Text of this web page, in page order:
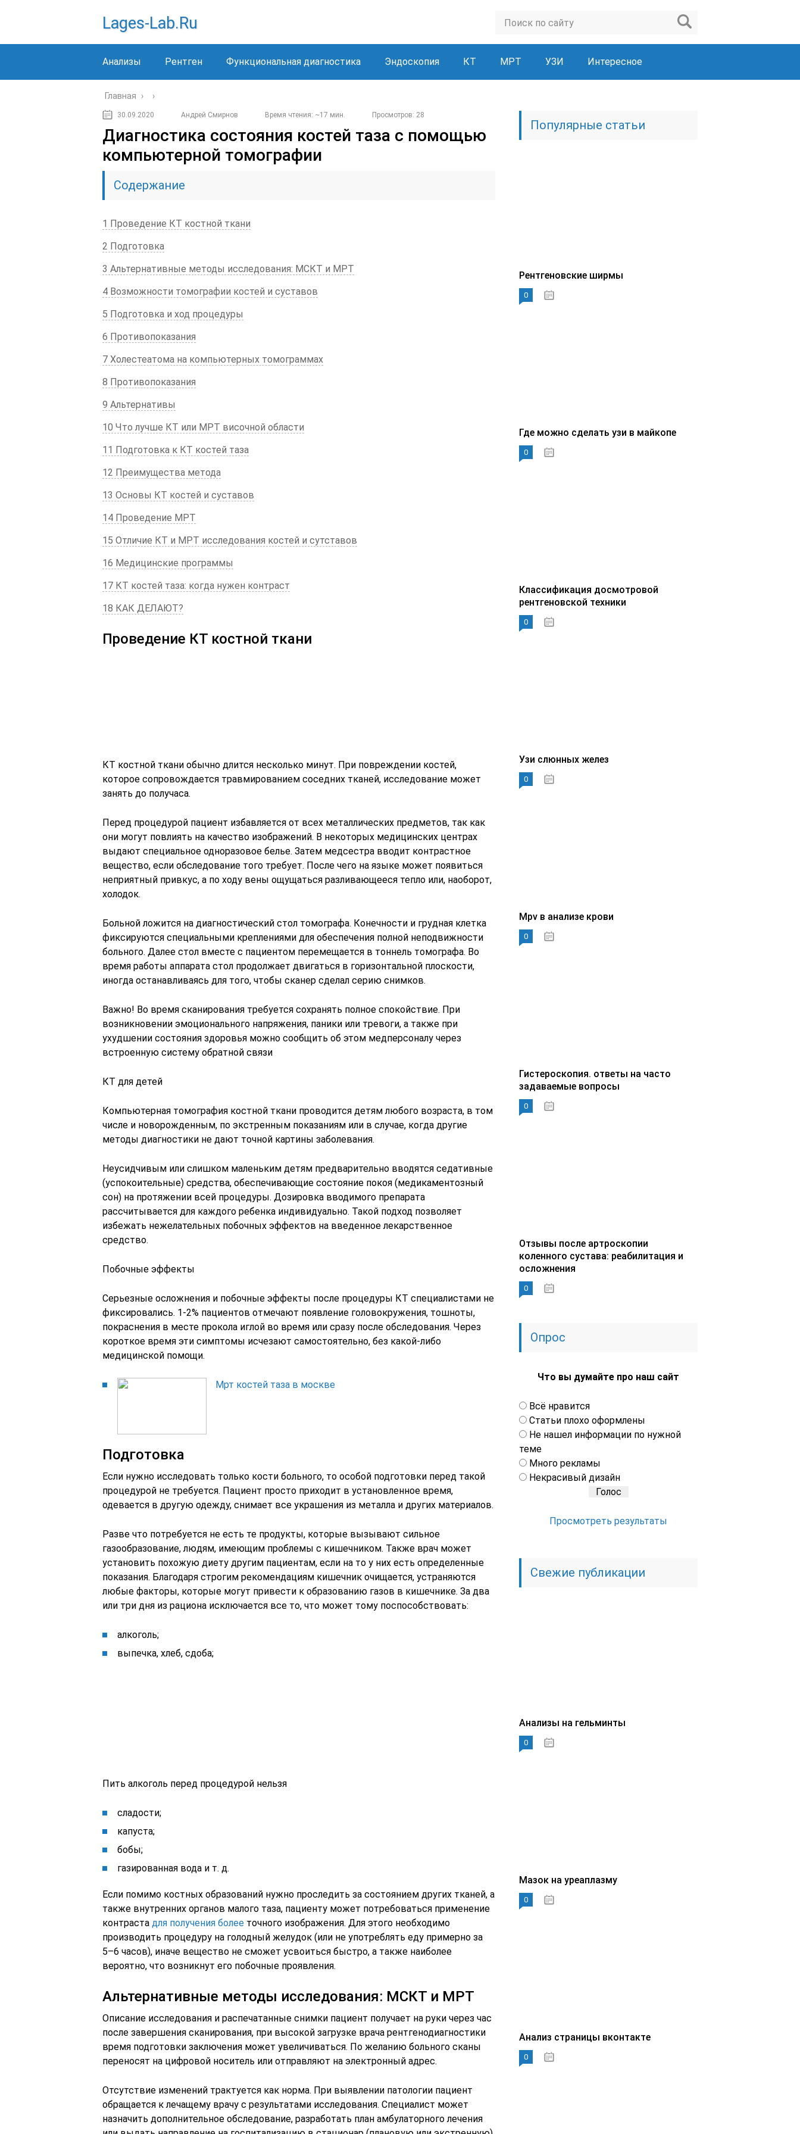
Lages-Lab.ru
Анализы Рентген Функциональная диагностика Эндоскопия КТ МРТ УЗИ Интересное
Главная › ›
30.09.2020 Андрей Смирнов Время чтения: ~17 мин. Просмотров: 28
Диагностика состояния костей таза с помощью
компьютерной томографии
Содержание
1 Проведение КТ костной ткани
2 Подготовка
3 Альтернативные методы исследования: МСКТ и МРТ
4 Возможности томографии костей и суставов
5 Подготовка и ход процедуры
6 Противопоказания
7 Холестеатома на компьютерных томограммах
8 Противопоказания
9 Альтернативы
10 Что лучше КТ или МРТ височной области
11 Подготовка к КТ костей таза
12 Преимущества метода
13 Основы КТ костей и суставов
14 Проведение МРТ
15 Отличие КТ и МРТ исследования костей и сутставов
16 Медицинские программы
17 КТ костей таза: когда нужен контраст
18 КАК ДЕЛАЮТ?
Проведение КТ костной ткани
КТ костной ткани обычно длится несколько минут. При повреждении костей,
которое сопровождается травмированием соседних тканей, исследование может
занять до получаса.
Перед процедурой пациент избавляется от всех металлических предметов, так как
они могут повлиять на качество изображений. В некоторых медицинских центрах
выдают специальное одноразовое белье. Затем медсестра вводит контрастное
вещество, если обследование того требует. После чего на языке может появиться
неприятный привкус, а по ходу вены ощущаться разливающееся тепло или, наоборот,
холодок.
Больной ложится на диагностический стол томографа. Конечности и грудная клетка
фиксируются специальными креплениями для обеспечения полной неподвижности
больного. Далее стол вместе с пациентом перемещается в тоннель томографа. Во
время работы аппарата стол продолжает двигаться в горизонтальной плоскости,
иногда останавливаясь для того, чтобы сканер сделал серию снимков.
Важно! Во время сканирования требуется сохранять полное спокойствие. При
возникновении эмоционального напряжения, паники или тревоги, а также при
ухудшении состояния здоровья можно сообщить об этом медперсоналу через
встроенную систему обратной связи
КТ для детей
Компьютерная томография костной ткани проводится детям любого возраста, в том
числе и новорожденным, по экстренным показаниям или в случае, когда другие
методы диагностики не дают точной картины заболевания.
Неусидчивым или слишком маленьким детям предварительно вводятся седативные
(успокоительные) средства, обеспечивающие состояние покоя (медикаментозный
сон) на протяжении всей процедуры. Дозировка вводимого препарата
рассчитывается для каждого ребенка индивидуально. Такой подход позволяет
избежать нежелательных побочных эффектов на введенное лекарственное
средство.
Побочные эффекты
Серьезные осложнения и побочные эффекты после процедуры КТ специалистами не
фиксировались. 1-2% пациентов отмечают появление головокружения, тошноты,
покраснения в месте прокола иглой во время или сразу после обследования. Через
короткое время эти симптомы исчезают самостоятельно, без какой-либо
медицинской помощи.
Мрт костей таза в москве
Подготовка
Если нужно исследовать только кости больного, то особой подготовки перед такой
процедурой не требуется. Пациент просто приходит в установленное время,
одевается в другую одежду, снимает все украшения из металла и других материалов.
Разве что потребуется не есть те продукты, которые вызывают сильное
газообразование, людям, имеющим проблемы с кишечником. Также врач может
установить похожую диету другим пациентам, если на то у них есть определенные
показания. Благодаря строгим рекомендациям кишечник очищается, устраняются
любые факторы, которые могут привести к образованию газов в кишечнике. За два
или три дня из рациона исключается все то, что может тому поспособствовать:
алкоголь;
выпечка, хлеб, сдоба;
Пить алкоголь перед процедурой нельзя
сладости;
капуста;
бобы;
газированная вода и т. д.
Если помимо костных образований нужно проследить за состоянием других тканей, а
также внутренних органов малого таза, пациенту может потребоваться применение
контраста для получения более точного изображения. Для этого необходимо
производить процедуру на голодный желудок (или не употреблять еду примерно за
5–6 часов), иначе вещество не сможет усвоиться быстро, а также наиболее
вероятно, что возникнут его побочные проявления.
Альтернативные методы исследования: МСКТ и МРТ
Описание исследования и распечатанные снимки пациент получает на руки через час
после завершения сканирования, при высокой загрузке врача рентгенодиагностики
время подготовки заключения может увеличиваться. По желанию больного сканы
переносят на цифровой носитель или отправляют на электронный адрес.
Отсутствие изменений трактуется как норма. При выявлении патологии пациент
обращается к лечащему врачу с результатами исследования. Специалист может
назначить дополнительное обследование, разработать план амбулаторного лечения
Популярные статьи
Рентгеновские ширмы
0
Где можно сделать узи в майкопе
0
Классификация досмотровой
рентгеновской техники
0
Узи слюнных желез
0
Mpv в анализе крови
0
Гистероскопия. ответы на часто
задаваемые вопросы
0
Отзывы после артроскопии
коленного сустава: реабилитация и
осложнения
0
Опрос
Что вы думайте про наш сайт
Всё нравится
Статьи плохо оформлены
Не нашел информации по нужной
теме
Много рекламы
Некрасивый дизайн
Просмотреть результаты
Свежие публикации
Анализы на гельминты
0
Мазок на уреаплазму
0
Анализ страницы вконтакте
0